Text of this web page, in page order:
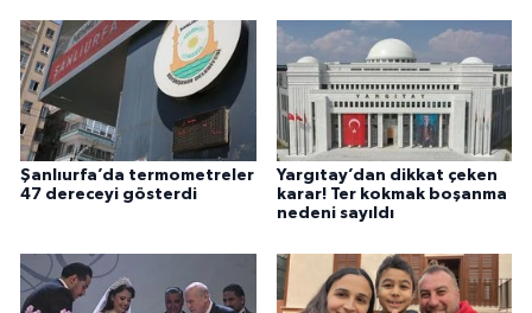
Şanlıurfa’da termometreler
47 dereceyi gösterdi
Yargıtay’dan dikkat çeken
karar! Ter kokmak boşanma
nedeni sayıldı